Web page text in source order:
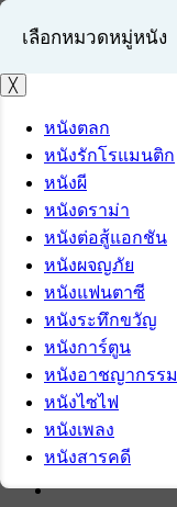
เข้าสู่ระบบ
สมัครสมาชิก
เลือกหมวดหมู่หนัง
╳
หนังตลก
หนังรักโรแมนติก
หนังผี
หนังดราม่า
หนังต่อสู้แอกชัน
หนังผจญภัย
หนังแฟนตาซี
หนังระทึกขวัญ
หนังการ์ตูน
หนังอาชญากรรม
หนังไซไฟ
หนังเพลง
หนังสารคดี